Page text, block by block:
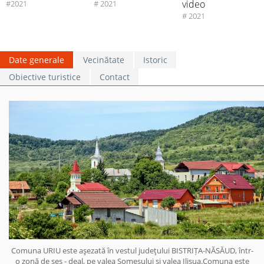
#2021 # 2021 video
# 2021
Date generale Vecinătate
Istoric
Obiective turistice
Contact
Comuna URIU este aşezată în vestul judeţului BISTRIȚA-NĂSĂUD, într-
o zonă de şes - deal, pe valea Someşului şi valea Ilişua.Comuna este